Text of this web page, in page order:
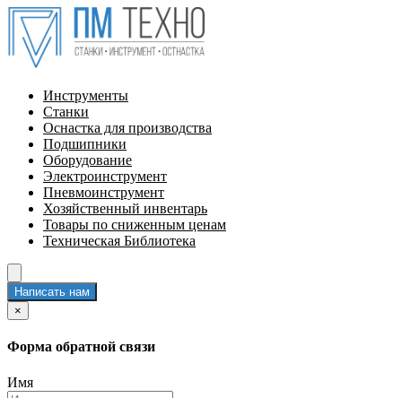
Инструменты
Станки
Оснастка для производства
Подшипники
Оборудование
Электроинструмент
Пневмоинструмент
Хозяйственный инвентарь
Товары по сниженным ценам
Техническая Библиотека
Написать нам
×
Форма обратной связи
Имя